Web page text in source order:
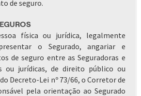
de seguro.
física ou jurídica, legalmente
o Segurado, angariar e
de seguro entre as Seguradoras e
ou jurídicas, de direito público ou
Decreto-Lei nº 73/66, o Corretor de
pela orientação ao Segurado